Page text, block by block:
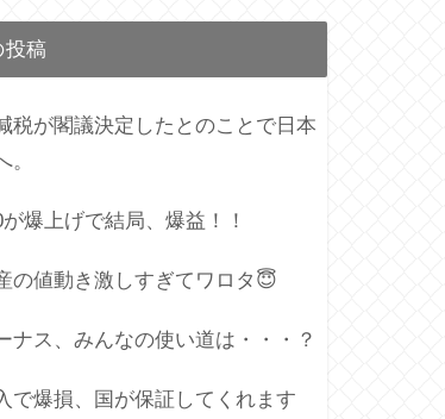
稿
税が閣議決定したとのことで日本
。
爆上げで結局、爆益！！
の値動き激しすぎてワロタ😇
ナス、みんなの使い道は・・・？
で爆損、国が保証してくれます